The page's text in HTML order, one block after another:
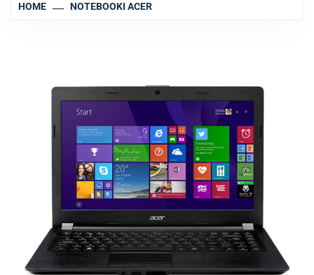
HOME NOTEBOOKI ACER